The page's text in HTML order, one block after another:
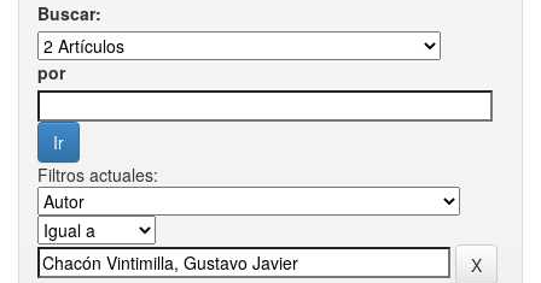
Buscar:
por
Filtros actuales: